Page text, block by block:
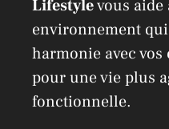
Lifestylevous aide
environnement
harmonie avec vos
pour une vie plus
fonctionnelle.